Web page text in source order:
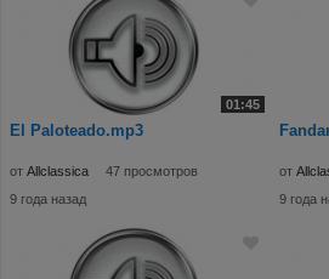
01:45
El Paloteado.mp3
от Allclassica
47 просмотров
9 года назад
от
9 года